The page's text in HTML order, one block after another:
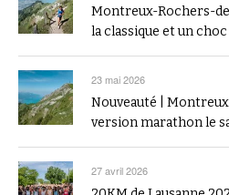
Montreux-Rochers-
la classique et un
23 mai 2026
Nouveauté |
version marathon le
27 avril 2026